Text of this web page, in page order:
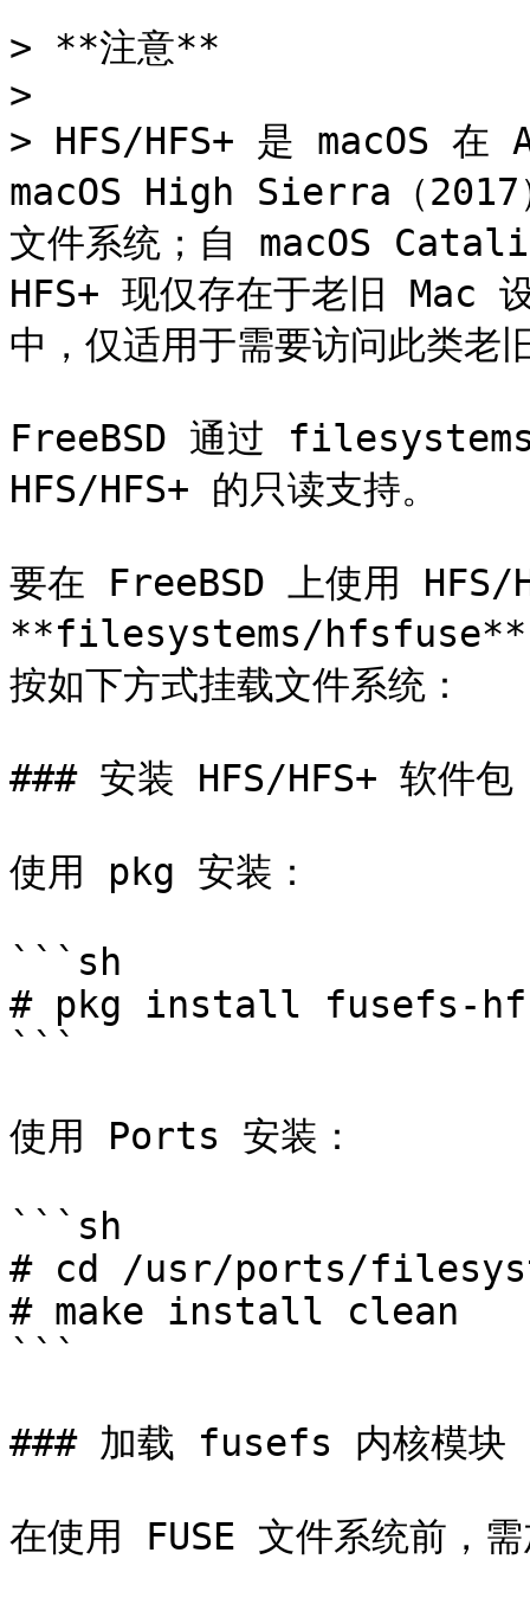
> **注意**
>
> HFS/HFS+ 是 macOS 在
macOS High Sierra（2017
文件系统；自 macOS
HFS+ 现仅存在于老旧 Mac
中，仅适用于需要访问此类老
FreeBSD 通过
HFS/HFS+ 的只读支持。
要在 FreeBSD 上使用 HFS/
**filesystems/hfsfuse** 软
按如下方式挂载文件系统：
### 安装 HFS/HFS+ 软件包
使用 pkg 安装：
```sh
# pkg install fusefs-
```
使用 Ports 安装：
```sh
# cd /usr/ports/
# make install clean
```
### 加载 fusefs 内核模块
在使用 FUSE 文件系统前